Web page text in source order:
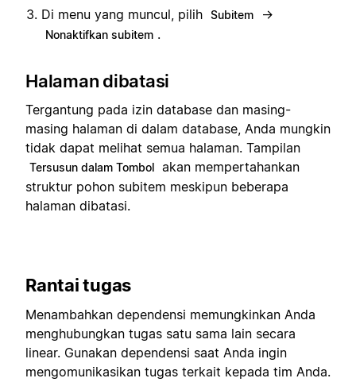
Di menu yang muncul, pilih Subitem →
Nonaktifkan subitem .
Halaman dibatasi
Tergantung pada izin database dan masing-
masing halaman di dalam database, Anda mungkin
tidak dapat melihat semua halaman. Tampilan
Tersusun dalam Tombol akan mempertahankan
struktur pohon subitem meskipun beberapa
halaman dibatasi.
Rantai tugas
Menambahkan dependensi memungkinkan Anda
menghubungkan tugas satu sama lain secara
linear. Gunakan dependensi saat Anda ingin
mengomunikasikan tugas terkait kepada tim Anda.